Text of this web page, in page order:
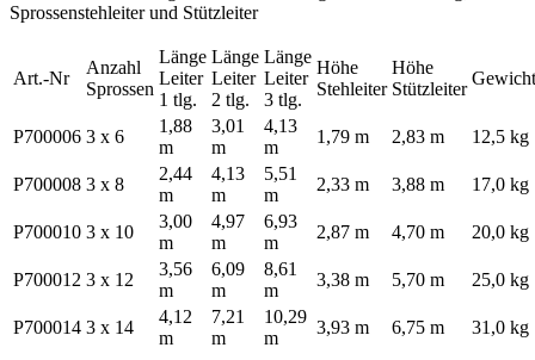
Sprossenstehleiter und Stützleiter
Art.-Nr
Anzahl
Sprossen
Länge
Leiter
1 tlg.
Länge
Leiter
2 tlg.
Länge
Leiter
3 tlg.
Höhe
Stehleiter
Höhe
Stützleiter
Gewicht
P700006 3 x 6
1,88
m
3,01
m
4,13
m
1,79 m 2,83 m 12,5 kg
P700008 3 x 8
2,44
m
4,13
m
5,51
m
2,33 m 3,88 m 17,0 kg
P700010 3 x 10
3,00
m
4,97
m
6,93
m
2,87 m 4,70 m 20,0 kg
P700012 3 x 12
3,56
m
6,09
m
8,61
m
3,38 m 5,70 m 25,0 kg
P700014 3 x 14
4,12
m
7,21
m
10,29
m
3,93 m 6,75 m 31,0 kg